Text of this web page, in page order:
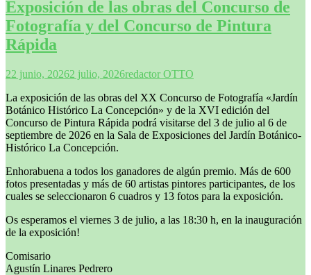
Exposición de las obras del Concurso de
Fotografía y del Concurso de Pintura
Rápida
22 junio, 20262 julio, 2026redactor OTTO
La exposición de las obras del XX Concurso de Fotografía «Jardín
Botánico Histórico La Concepción» y de la XVI edición del
Concurso de Pintura Rápida podrá visitarse del 3 de julio al 6 de
septiembre de 2026 en la Sala de Exposiciones del Jardín Botánico-
Histórico La Concepción.
Enhorabuena a todos los ganadores de algún premio. Más de 600
fotos presentadas y más de 60 artistas pintores participantes, de los
cuales se seleccionaron 6 cuadros y 13 fotos para la exposición.
Os esperamos el viernes 3 de julio, a las 18:30 h, en la inauguración
de la exposición!
Comisario
Agustín Linares Pedrero